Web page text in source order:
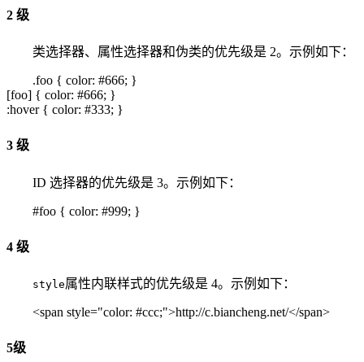
2 级
类选择器、属性选择器和伪类的优先级是 2。示例如下：
.foo { color: #666; }
[foo] { color: #666; }
:hover { color: #333; }
3 级
ID 选择器的优先级是 3。示例如下：
#foo { color: #999; }
4 级
style属性内联样式的优先级是 4。示例如下：
<span style="color: #ccc;">http://c.biancheng.net/</span>
5级